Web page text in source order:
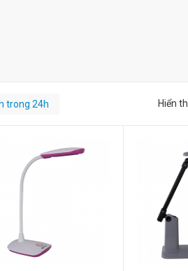
Hiển
trong 24h